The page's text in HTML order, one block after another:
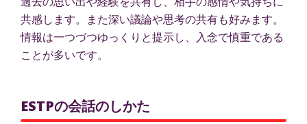
共感します。また深い議論や思考の共有も好みます。
情報は一つづつゆっくりと提示し、入念で慎重である
ことが多いです。
ESTPの会話のしかた